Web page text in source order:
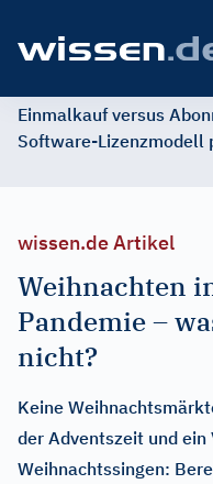
Einmalkauf versus
Software-Lizenzmodell
wissen.de Artikel
Weihnachten
Pandemie –
nicht?
Keine
der Adventszeit und
Weihnachtssingen: